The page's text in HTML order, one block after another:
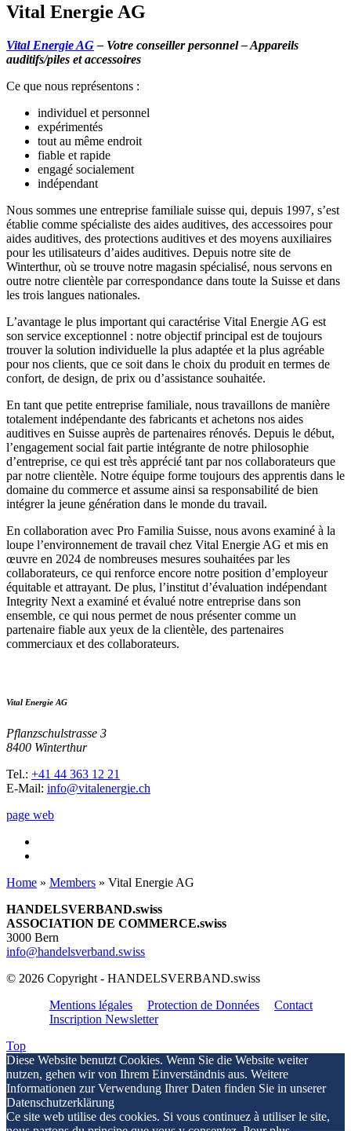
Vital Energie AG
Vital Energie AG– Votre conseiller personnel – Appareils
auditifs/piles et accessoires
Ce que nous représentons :
individuel et personnel
expérimentés
tout au même endroit
fiable et rapide
engagé socialement
indépendant
Nous sommes une entreprise familiale suisse qui, depuis 1997, s’est
établie comme spécialiste des aides auditives, des accessoires pour
aides auditives, des protections auditives et des moyens auxiliaires
pour les utilisateurs d’aides auditives. Depuis notre site de
Winterthur, où se trouve notre magasin spécialisé, nous servons en
outre notre clientèle par correspondance dans toute la Suisse et dans
les trois langues nationales.
L’avantage le plus important qui caractérise Vital Energie AG est
son service exceptionnel : notre objectif principal est de toujours
trouver la solution individuelle la plus adaptée et la plus agréable
pour nos clients, que ce soit dans le choix du produit en termes de
confort, de design, de prix ou d’assistance souhaitée.
En tant que petite entreprise familiale, nous travaillons de manière
totalement indépendante des fabricants et achetons nos aides
auditives en Suisse auprès de partenaires rénovés. Depuis le début,
l’engagement social fait partie intégrante de notre philosophie
d’entreprise, ce qui est très apprécié tant par nos collaborateurs que
par notre clientèle. Notre équipe forme toujours des apprentis dans le
domaine du commerce et assume ainsi sa responsabilité de bien
intégrer la jeune génération dans le monde du travail.
En collaboration avec Pro Familia Suisse, nous avons examiné à la
loupe l’environnement de travail chez Vital Energie AG et mis en
œuvre en 2024 de nombreuses mesures souhaitées par les
collaborateurs, ce qui renforce encore notre position d’employeur
équitable et attrayant. De plus, l’institut d’évaluation indépendant
Integrity Next a examiné et évalué notre entreprise dans son
ensemble, ce qui nous permet de nous présenter comme un
partenaire fiable aux yeux de la clientèle, des partenaires
commerciaux et des collaborateurs.
Vital Energie AG
Pflanzschulstrasse 3
8400 Winterthur
Tel.: +41 44 363 12 21
E-Mail: info@vitalenergie.ch
page web
Home » Members » Vital Energie AG
HANDELSVERBAND.swiss
ASSOCIATION DE COMMERCE.swiss
3000 Bern
info@handelsverband.swiss
© 2026 Copyright - HANDELSVERBAND.swiss
Mentions légales
Protection de Données
Contact
Inscription Newsletter
Top
Diese Website benutzt Cookies. Wenn Sie die Website weiter
nutzen, gehen wir von Ihrem Einverständnis aus. Weitere
Informationen zur Verwendung Ihrer Daten finden Sie in unserer
Datenschutzerklärung
Ce site web utilise des cookies. Si vous continuez à utiliser le site,